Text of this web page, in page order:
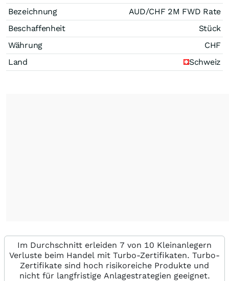
Bezeichnung
AUD/CHF 2M FWD Rate
Beschaffenheit
Stück
Währung
CHF
Land
Schweiz
Im Durchschnitt erleiden 7 von 10 Kleinanlegern
Verluste beim Handel mit Turbo-Zertifikaten. Turbo-
Zertifikate sind hoch risikoreiche Produkte und
nicht für langfristige Anlagestrategien geeignet.